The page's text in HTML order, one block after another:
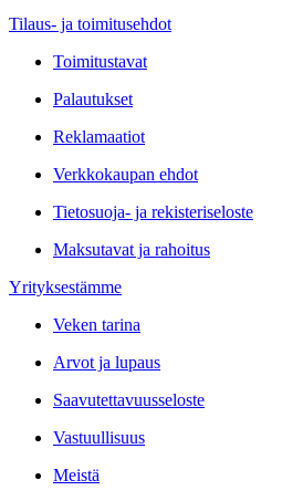
Tilaus- ja toimitusehdot
Toimitustavat
Palautukset
Reklamaatiot
Verkkokaupan ehdot
Tietosuoja- ja rekisteriseloste
Maksutavat ja rahoitus
Yrityksestämme
Veken tarina
Arvot ja lupaus
Saavutettavuusseloste
Vastuullisuus
Meistä